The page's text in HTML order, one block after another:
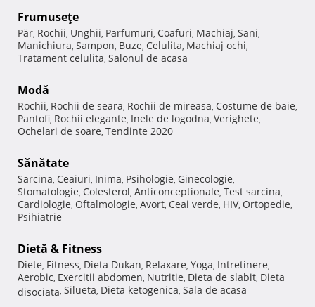
Frumuseţe
Păr, Rochii, Unghii, Parfumuri, Coafuri, Machiaj, Sani,
Manichiura, Sampon, Buze, Celulita, Machiaj ochi,
Tratament celulita, Salonul de acasa
Modă
Rochii, Rochii de seara, Rochii de mireasa, Costume de baie,
Pantofi, Rochii elegante, Inele de logodna, Verighete,
Ochelari de soare, Tendinte 2020
Sănătate
Sarcina, Ceaiuri, Inima, Psihologie, Ginecologie,
Stomatologie, Colesterol, Anticonceptionale, Test sarcina,
Cardiologie, Oftalmologie, Avort, Ceai verde, HIV, Ortopedie,
Psihiatrie
Dietă & Fitness
Diete, Fitness, Dieta Dukan, Relaxare, Yoga, Intretinere,
Aerobic, Exercitii abdomen, Nutritie, Dieta de slabit, Dieta
disociata, Silueta, Dieta ketogenica, Sala de acasa